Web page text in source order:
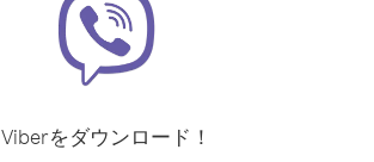
Viberをダウンロード！